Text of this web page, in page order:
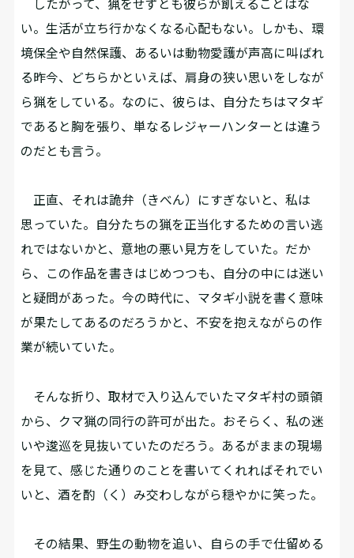
したがって、猟をせずとも彼らが飢えることはな
い。生活が立ち行かなくなる心配もない。しかも、環
境保全や自然保護、あるいは動物愛護が声高に叫ばれ
る昨今、どちらかといえば、肩身の狭い思いをしなが
ら猟をしている。なのに、彼らは、自分たちはマタギ
であると胸を張り、単なるレジャーハンターとは違う
のだとも言う。
正直、それは詭弁（きべん）にすぎないと、私は
思っていた。自分たちの猟を正当化するための言い逃
れではないかと、意地の悪い見方をしていた。だか
ら、この作品を書きはじめつつも、自分の中には迷い
と疑問があった。今の時代に、マタギ小説を書く意味
が果たしてあるのだろうかと、不安を抱えながらの作
業が続いていた。
そんな折り、取材で入り込んでいたマタギ村の頭領
から、クマ猟の同行の許可が出た。おそらく、私の迷
いや逡巡を見抜いていたのだろう。あるがままの現場
を見て、感じた通りのことを書いてくれればそれでい
いと、酒を酌（く）み交わしながら穏やかに笑った。
その結果、野生の動物を追い、自らの手で仕留める